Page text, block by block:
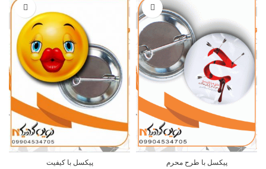
پیکسل با طرح محرم پیکسل با کیفیت